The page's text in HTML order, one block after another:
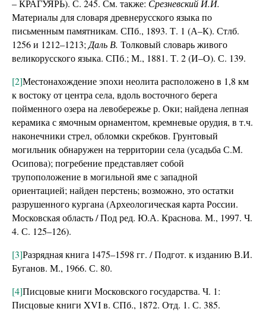
– КРАГУЯРЬ). С. 245. См. также: Срезневский И.И.
Материалы для словаря древнерусского языка по
письменным памятникам. СПб., 1893. Т. 1 (А–К). Стлб.
1256 и 1212–1213;Даль В. Толковый словарь живого
великорусского языка. СПб.; М., 1881. Т. 2 (И–О). С. 139.
[2]Местонахождение эпохи неолита расположено в 1,8 км
к востоку от центра села, вдоль восточного берега
пойменного озера на левобережье р. Оки; найдена лепная
керамика с ямочным орнаментом, кремневые орудия, в т.ч.
наконечники стрел, обломки скребков. Грунтовый
могильник обнаружен на территории села (усадьба С.М.
Осипова); погребение представляет собой
трупоположение в могильной яме с западной
ориентацией; найден перстень; возможно, это остатки
разрушенного кургана (Археологическая карта России.
Московская область / Под ред. Ю.А. Краснова. М., 1997. Ч.
4. С. 125–126).
[3]Разрядная книга 1475–1598 гг. / Подгот. к изданию В.И.
Буганов. М., 1966. С. 80.
[4]Писцовые книги Московского государства. Ч. 1:
Писцовые книги XVI в. СПб., 1872. Отд. 1. С. 385.